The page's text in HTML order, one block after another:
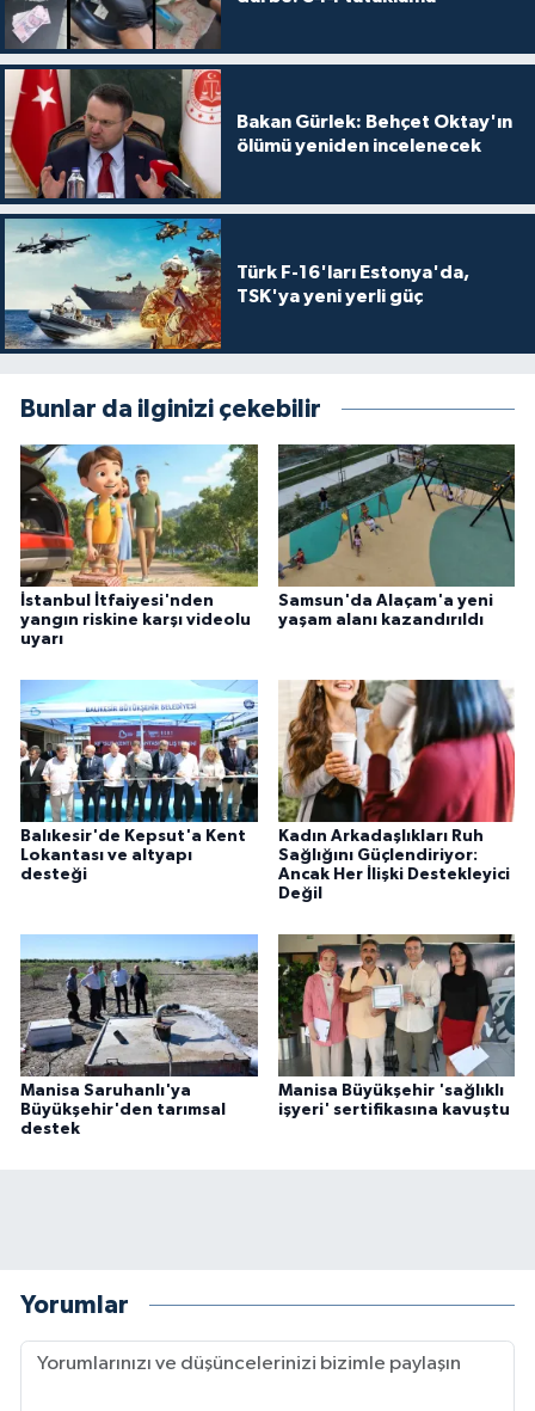
Bakan Gürlek: Behçet Oktay'ın
ölümü yeniden incelenecek
Türk F-16'ları Estonya'da,
TSK'ya yeni yerli güç
Bunlar da ilginizi çekebilir
İstanbul İtfaiyesi'nden
yangın riskine karşı videolu
uyarı
Samsun'da Alaçam'a yeni
yaşam alanı kazandırıldı
Balıkesir'de Kepsut'a Kent
Lokantası ve altyapı
desteği
Kadın Arkadaşlıkları Ruh
Sağlığını Güçlendiriyor:
Ancak Her İlişki Destekleyici
Değil
Manisa Saruhanlı'ya
Büyükşehir'den tarımsal
destek
Manisa Büyükşehir 'sağlıklı
işyeri' sertifikasına kavuştu
Yorumlar